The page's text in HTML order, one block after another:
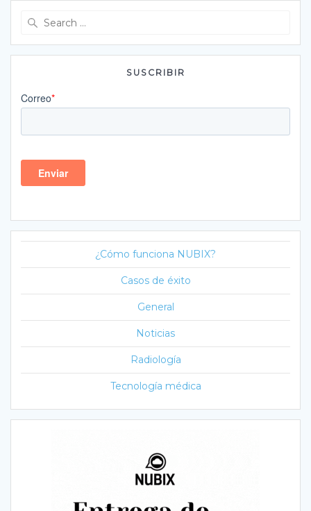
SUSCRIBIR
¿Cómo funciona NUBIX?
Casos de éxito
General
Noticias
Radiología
Tecnología médica